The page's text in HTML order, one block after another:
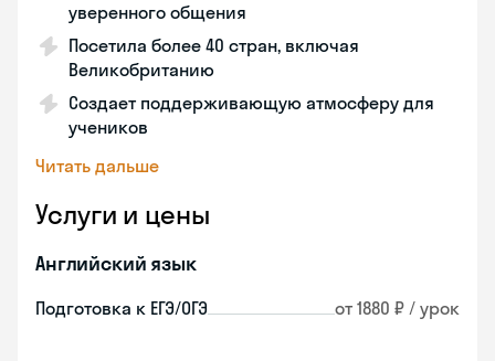
уверенного общения
Посетила более 40 стран, включая
Великобританию
Создает поддерживающую атмосферу для
учеников
Читать дальше
Услуги и цены
Английский язык
Подготовка к ЕГЭ/ОГЭ от 1880 ₽ / урок